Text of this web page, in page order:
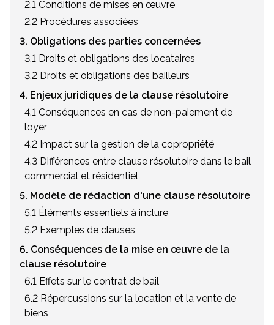
2.1 Conditions de mises en œuvre
2.2 Procédures associées
3. Obligations des parties concernées
3.1 Droits et obligations des locataires
3.2 Droits et obligations des bailleurs
4. Enjeux juridiques de la clause résolutoire
4.1 Conséquences en cas de non-paiement de
loyer
4.2 Impact sur la gestion de la copropriété
4.3 Différences entre clause résolutoire dans le bail
commercial et résidentiel
5. Modèle de rédaction d'une clause résolutoire
5.1 Éléments essentiels à inclure
5.2 Exemples de clauses
6. Conséquences de la mise en œuvre de la
clause résolutoire
6.1 Effets sur le contrat de bail
6.2 Répercussions sur la location et la vente de
biens